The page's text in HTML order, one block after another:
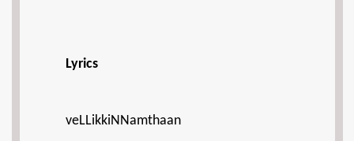
Lyrics
veLLikkiNNamthaan